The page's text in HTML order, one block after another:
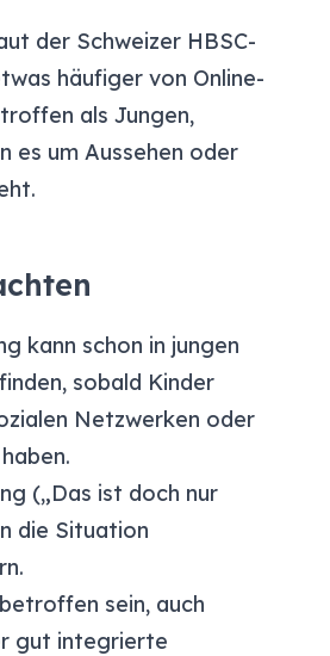
der Schweizer HBSC-
häufiger von Online-
als Jungen,
es um Aussehen oder
kann schon in jungen
sobald Kinder
Netzwerken oder
(„Das ist doch nur
die Situation
sein, auch
gut integrierte